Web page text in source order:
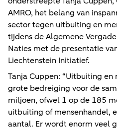
AMRO, het belang van
sector tegen uitbuiting en
tijdens de Algemene
Naties met de presentatie
Liechtenstein Initiatief.
Tanja Cuppen: “Uitbuiting en
grote bedreiging voor de
miljoen, ofwel 1 op de 185
uitbuiting of mensenhandel,
aantal. Er wordt enorm veel